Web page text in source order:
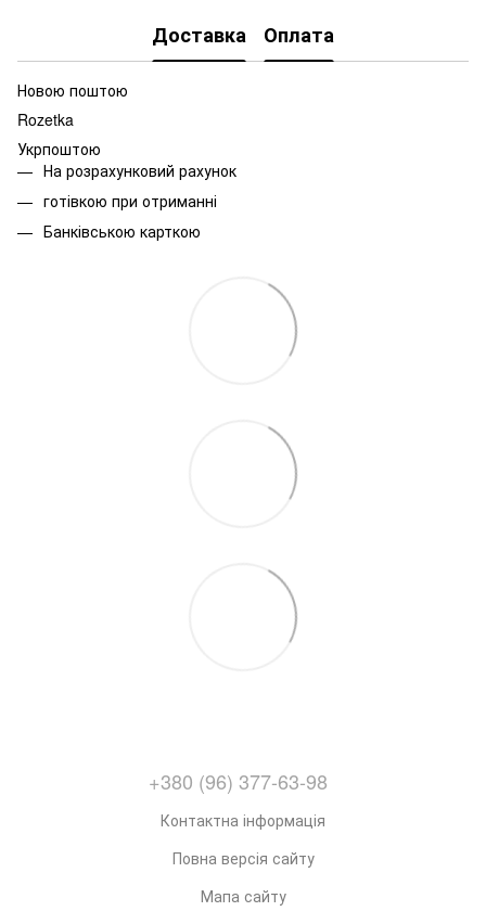
Доставка Оплата
Новою поштою
Rozetka
Укрпоштою
На розрахунковий рахунок
готівкою при отриманні
Банківською карткою
+380 (96) 377-63-98
Контактна інформація
Повна версія сайту
Мапа сайту